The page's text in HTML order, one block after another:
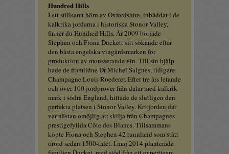
Hundred Hills
I ett stillsamt hörn av Oxfordshire, inbäddat i de
kalkrika jordarna i historiska Stonor Valley,
finner du Hundred Hills. År 2009 började
Stephen och Fiona Duckett sitt sökande efter
den bästa engelska vingårdsmarken för
produktion av mousserande vin. Till sin hjälp
hade de framlidne Dr Michel Salgues, tidigare
Champagne Louis Roederer. Efter tre års letande
och över 100 jordprover från dalar med kalkrik
mark i södra England, hittade de slutligen den
perfekta platsen i Stonor Valley. Kritjorden där
var nästan omöjlig att skilja från Champagnes
prestigefyllda Côte des Blancs. Tillsammans
köpte Fiona och Stephen 42 tunnland som stått
orörd sedan 1500-talet. I maj 2014 planterade